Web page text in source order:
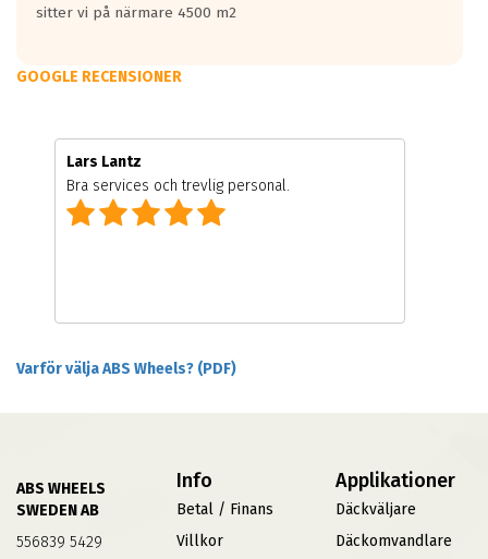
sitter vi på närmare 4500 m2
GOOGLE RECENSIONER
Lars Lantz
Bra services och trevlig personal.
Varför välja ABS Wheels? (PDF)
ABS WHEELS
SWEDEN AB
556839 5429
Info
Betal / Finans
Villkor
Applikationer
Däckväljare
Däckomvandlare